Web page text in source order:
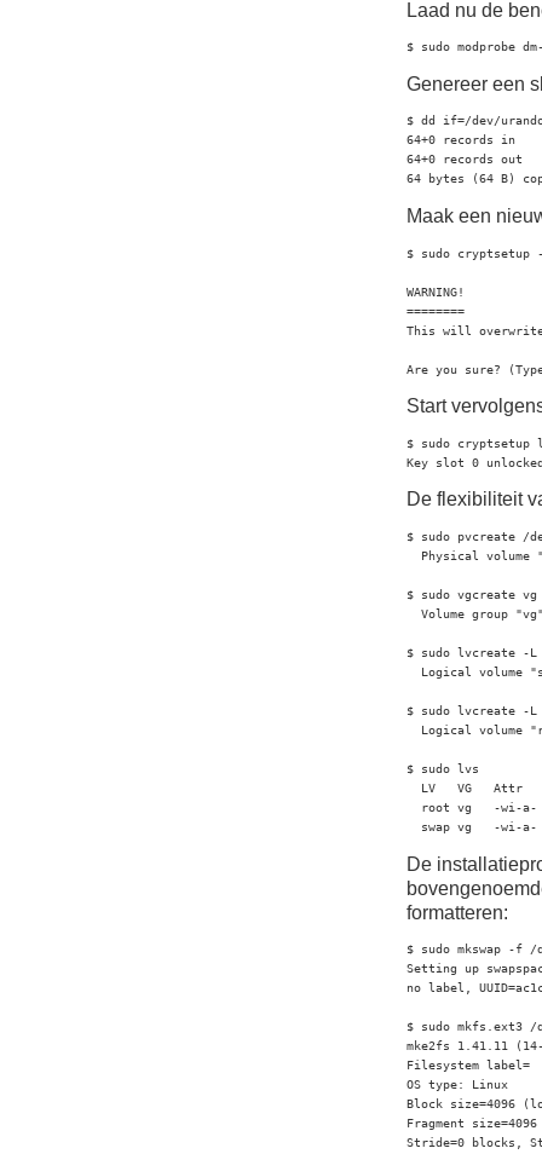
Laad nu de
$ sudo modprobe
Genereer een
$ dd if=/dev/
64+0 records in
64+0 records out
64 bytes (64 B)
Maak een
$ sudo cryptsetup
WARNING!
========
This will
Are you sure?
Start
$ sudo cryptsetup
Key slot 0
De flexibiliteit
$ sudo pvcreate /
Physical volume
$ sudo vgcreate
Volume group
$ sudo lvcreate -L
Logical volume
$ sudo lvcreate -L
Logical volume
$ sudo lvs
LV   VG   Attr
root vg   -wi-a-
swap vg   -wi-a-
De
formatteren:
$ sudo mkswap -f /
Setting up
no label,
$ sudo mkfs.ext3 /
mke2fs 1.41.11
Filesystem label=
OS type: Linux
Block size=4096
Fragment
Stride=0 blocks,